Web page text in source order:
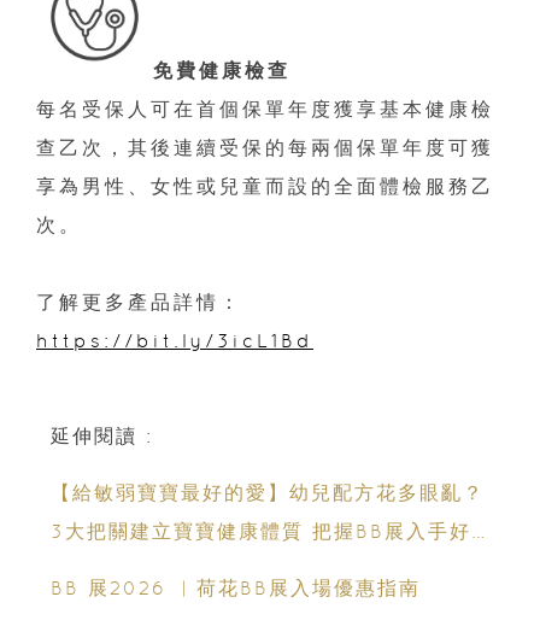
免費健康檢查
每名受保人可在首個保單年度獲享基本健康檢
查乙次，其後連續受保的每兩個保單年度可獲
享為男性、女性或兒童而設的全面體檢服務乙
次。
了解更多產品詳情：
https://bit.ly/3icL1Bd
延伸閱讀 :
【給敏弱寶寶最好的愛】幼兒配方花多眼亂？
3大把關建立寶寶健康體質 把握BB展入手好
BB 展2026 ︳荷花BB展入場優惠指南